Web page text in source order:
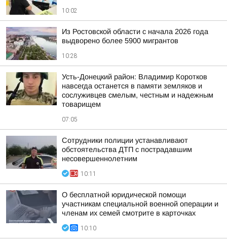
10:02
Из Ростовской области с начала 2026 года
выдворено более 5900 мигрантов
10:28
Усть-Донецкий район: Владимир Коротков
навсегда останется в памяти земляков и
сослуживцев смелым, честным и надежным
товарищем
07:05
Сотрудники полиции устанавливают
обстоятельства ДТП с пострадавшим
несовершеннолетним
10:11
О бесплатной юридической помощи
участникам специальной военной операции и
членам их семей смотрите в карточках
10:10